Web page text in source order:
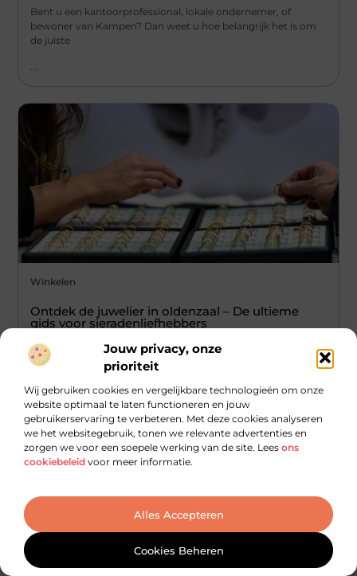
Jouw privacy, onze
prioriteit
Wij gebruiken cookies en vergelijkbare technologieën om onze
website optimaal te laten functioneren en jouw
gebruikerservaring te verbeteren. Met deze cookies analyseren
we het websitegebruik, tonen we relevante advertenties en
zorgen we voor een soepele werking van de site. Lees ons
cookiebeleid voor meer informatie.
Alles Accepteren
Cookies Beheren
Bent u een kantoorprofessional, lokale ondernemer, of
bewoner van Kampen? Dan weet u hoe belangrijk het is om
de juiste
Winkelen
Ontdek de juwelier in oldenzaal – De ultieme
gids voor sieradenliefhebbers
Welkom in Oldenzaal, een bruisende stad met een lange en
rijke geschiedenis in de wereld van sieraden en horloges. Of